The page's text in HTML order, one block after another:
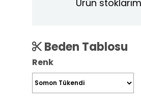
Ürün
Beden Tablosu
Renk